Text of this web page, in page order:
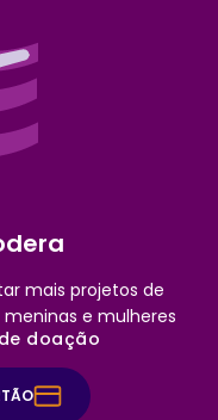
mais projetos de
e mulheres
doação